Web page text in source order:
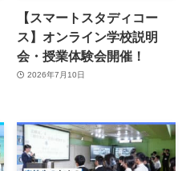
【スマートスタディコー
ス】オンライン学校説明
会・授業体験会開催！
2026年7月10日